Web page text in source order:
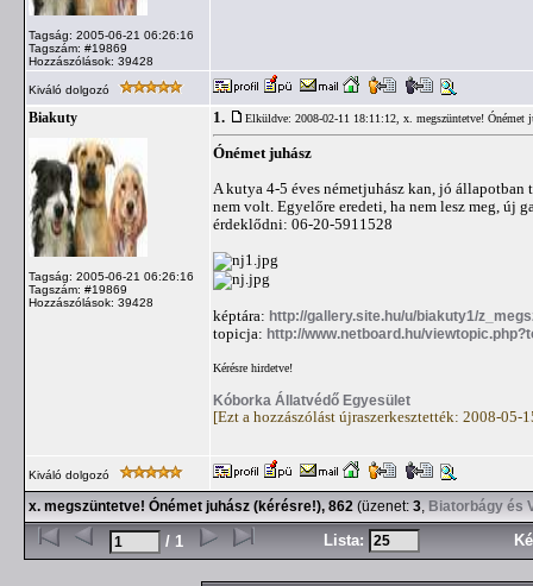
Tagság: 2005-06-21 06:26:16
Tagszám: #19869
Hozzászólások: 39428
Kiváló dolgozó
Biakuty
Tagság: 2005-06-21 06:26:16
Tagszám: #19869
Hozzászólások: 39428
1. Elküldve: 2008-02-11 18:11:12, x. megszüntetve! Ónémet
Ónémet juhász
A kutya 4-5 éves németjuhász kan, jó
nem volt. Egyelőre eredeti, ha nem lesz meg, új
érdeklődni: 06-20-5911528
képtára: http://gallery.site.hu/u/biakuty1/
topicja: http://www.netboard.hu/
Kérésre hirdetve!
Kóborka Állatvédő Egyesület
[Ezt a hozzászólást újraszerkesztették: 2008-05-
Kiváló dolgozó
x. megszüntetve! Ónémet juhász (kérésre!), 862 (üzenet: 3, Biatorbágy és
/ 1 Lista: